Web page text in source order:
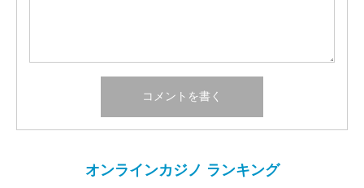
オンラインカジノ ランキング